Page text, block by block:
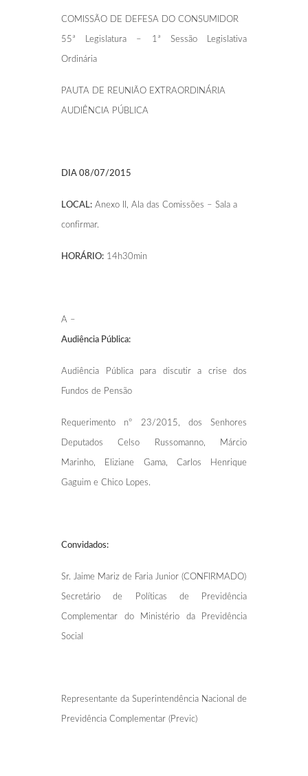
COMISSÃO DE DEFESA DO CONSUMIDOR
55ª Legislatura – 1ª Sessão Legislativa
Ordinária
PAUTA DE REUNIÃO EXTRAORDINÁRIA
AUDIÊNCIA PÚBLICA
DIA 08/07/2015
LOCAL: Anexo II, Ala das Comissões – Sala a
confirmar.
HORÁRIO: 14h30min
A –
Audiência Pública:
Audiência Pública para discutir a crise dos
Fundos de Pensão
Requerimento nº 23/2015, dos Senhores
Deputados Celso Russomanno, Márcio
Marinho, Eliziane Gama, Carlos Henrique
Gaguim e Chico Lopes.
Convidados:
Sr. Jaime Mariz de Faria Junior (CONFIRMADO)
Secretário de Políticas de Previdência
Complementar do Ministério da Previdência
Social
Representante da Superintendência Nacional de
Previdência Complementar (Previc)